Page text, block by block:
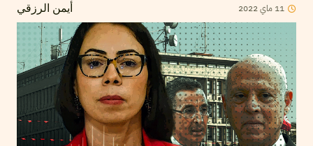
أيمن الرزقي 11 ماي2022